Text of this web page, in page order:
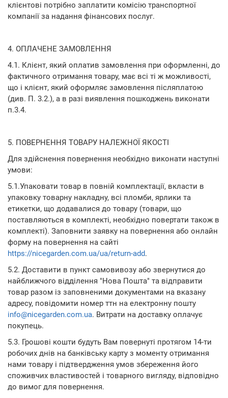
клієнтові потрібно заплатити комісію транспортної
компанії за надання фінансових послуг.
4. ОПЛАЧЕНЕ ЗАМОВЛЕННЯ
4.1. Клієнт, який оплатив замовлення при оформленні, до
фактичного отримання товару, має всі ті ж можливості,
що і клієнт, який оформляє замовлення післяплатою
(див. П. 3.2.), а в разі виявлення пошкоджень виконати
п.3.4.
5. ПОВЕРНЕННЯ ТОВАРУ НАЛЕЖНОЇ ЯКОСТІ
Для здійснення повернення необхідно виконати наступні
умови:
5.1.Упаковати товар в повній комплектації, вкласти в
упаковку товарну накладну, всі пломби, ярлики та
етикетки, що додавалися до товару (товари, що
поставляються в комплекті, необхідно повертати також в
комплекті). Заповнити заявку на повернення або онлайн
форму на повернення на сайті
https://nicegarden.com.ua/ua/return-add.
5.2. Доставити в пункт самовивозу або звернутися до
найближчого відділення "Нова Пошта" та відправити
товар разом із заповненими документами на вказану
адресу, повідомити номер ттн на електронну пошту
info@nicegarden.com.ua. Витрати на доставку оплачує
покупець.
5.3. Грошові кошти будуть Вам повернуті протягом 14-ти
робочих днів на банківську карту з моменту отримання
нами товару і підтвердження умов збереження його
споживчих властивостей і товарного вигляду, відповідно
до вимог для повернення.